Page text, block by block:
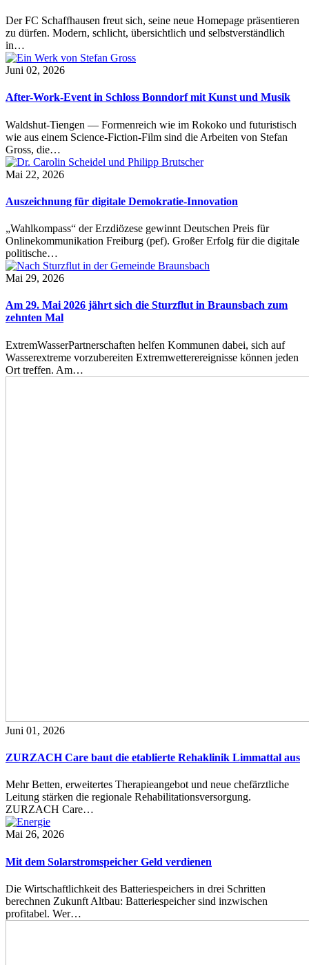
Der FC Schaffhausen freut sich, seine neue Homepage präsentieren
zu dürfen. Modern, schlicht, übersichtlich und selbstverständlich
in…
Juni 02, 2026
After-Work-Event in Schloss Bonndorf mit Kunst und Musik
Waldshut-Tiengen — Formenreich wie im Rokoko und futuristisch
wie aus einem Science-Fiction-Film sind die Arbeiten von Stefan
Gross, die…
Mai 22, 2026
Auszeichnung für digitale Demokratie-Innovation
„Wahlkompass“ der Erzdiözese gewinnt Deutschen Preis für
Onlinekommunikation Freiburg (pef). Großer Erfolg für die digitale
politische…
Mai 29, 2026
Am 29. Mai 2026 jährt sich die Sturzflut in Braunsbach zum
zehnten Mal
ExtremWasserPartnerschaften helfen Kommunen dabei, sich auf
Wasserextreme vorzubereiten Extremwetterereignisse können jeden
Ort treffen. Am…
Juni 01, 2026
ZURZACH Care baut die etablierte Rehaklinik Limmattal aus
Mehr Betten, erweitertes Therapieangebot und neue chefärztliche
Leitung stärken die regionale Rehabilitationsversorgung.
ZURZACH Care…
Mai 26, 2026
Mit dem Solarstromspeicher Geld verdienen
Die Wirtschaftlichkeit des Batteriespeichers in drei Schritten
berechnen Zukunft Altbau: Batteriespeicher sind inzwischen
profitabel. Wer…